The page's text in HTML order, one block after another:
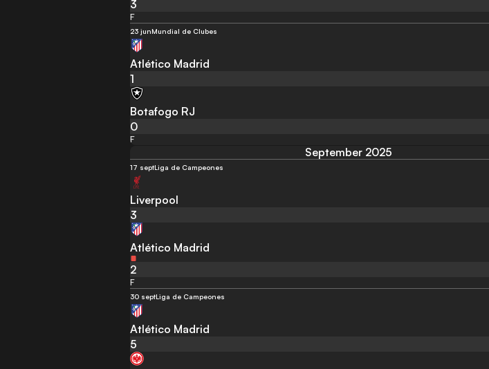
3
F
23 junMundial de Clubes
Atlético Madrid
1
Botafogo RJ
0
F
September 2025
17 septLiga de Campeones
Liverpool
3
Atlético Madrid
2
F
30 septLiga de Campeones
Atlético Madrid
5